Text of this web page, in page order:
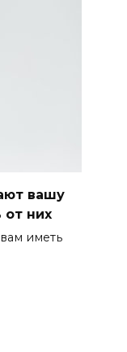
вашу
от них
иметь